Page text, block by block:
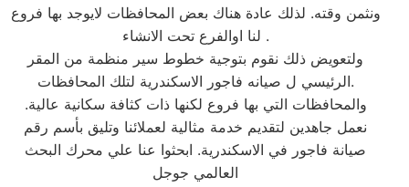
ونثمن وقته. لذلك عادة هناك بعض المحافظات لايوجد بها فروع
لنا اوالفرع تحت الانشاء .
ولتعويض ذلك نقوم بتوجية خطوط سير منظمة من المقر
الرئيسي ل صيانه فاجور الاسكندرية لتلك المحافظات.
والمحافظات التي بها فروع لكنها ذات كثافة سكانية عالية.
نعمل جاهدين لتقديم خدمة مثالية لعملائنا وتليق بأسم رقم
صيانة فاجور في الاسكندرية. ابحثوا عنا علي محرك البحث
العالمي جوجل